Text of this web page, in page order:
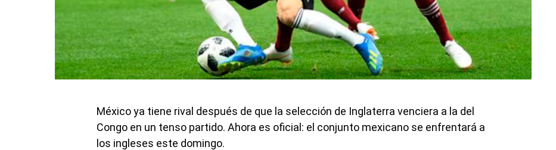
México ya tiene rival después de que la selección de Inglaterra venciera a la del
Congo en un tenso partido. Ahora es oficial: el conjunto mexicano se enfrentará a
los ingleses este domingo.